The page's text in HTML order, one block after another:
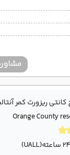
ریزورت کمر
Orange County
(UALL)